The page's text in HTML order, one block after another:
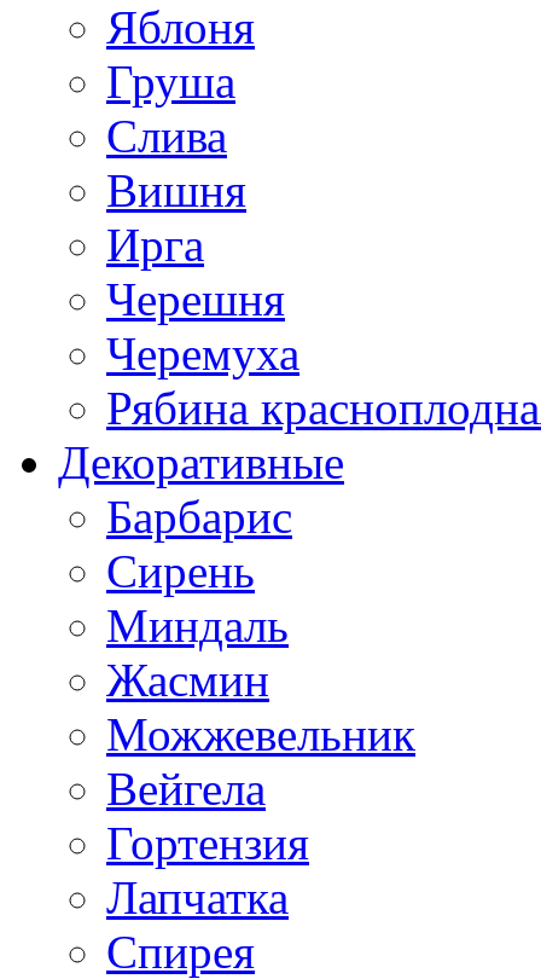
Яблоня
Груша
Слива
Вишня
Ирга
Черешня
Черемуха
Рябина
Декоративные
Барбарис
Сирень
Миндаль
Жасмин
Можжевельник
Вейгела
Гортензия
Лапчатка
Спирея